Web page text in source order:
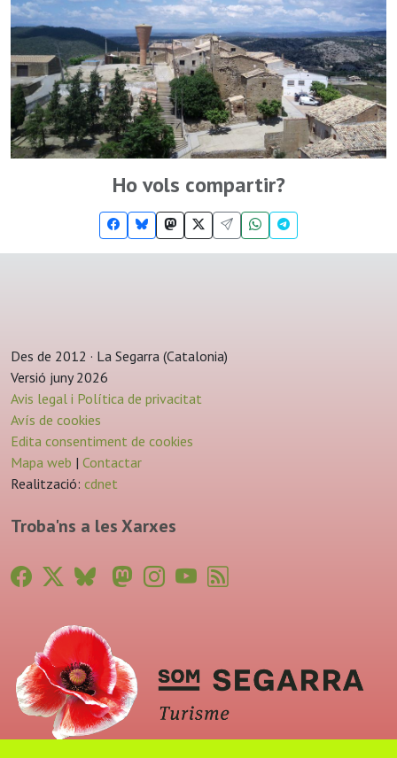
Ho vols compartir?
Des de 2012 · La Segarra (Catalonia)
Versió juny 2026
Avis legal i Política de privacitat
Avís de cookies
Edita consentiment de cookies
Mapa web | Contactar
Realització: cdnet
Troba'ns a les Xarxes